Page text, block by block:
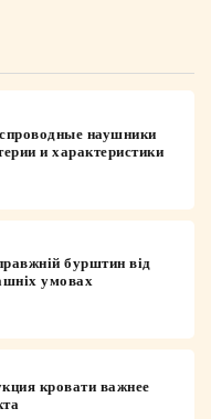
наушники
и характеристики
бурштин від
умовах
кровати важнее